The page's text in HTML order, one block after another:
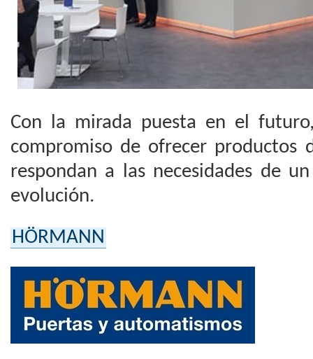
Con la mirada puesta en el
compromiso de ofrecer productos
respondan a las necesidades de
evolución.
HÖRMANN